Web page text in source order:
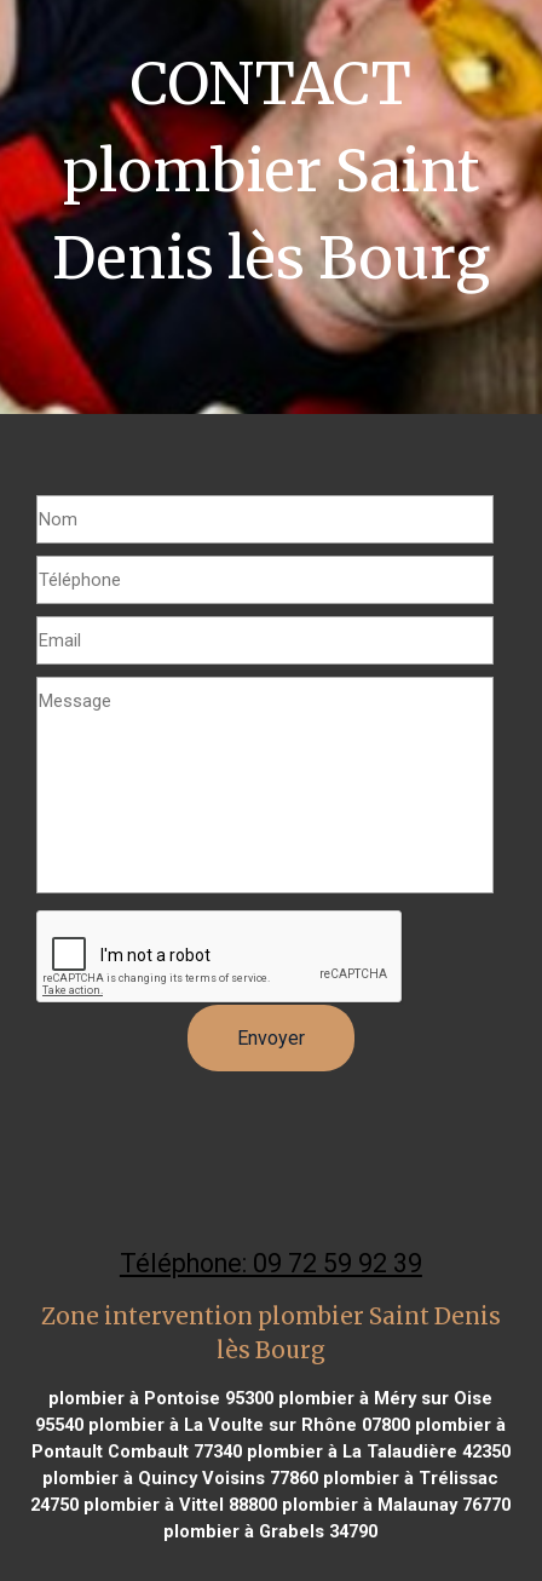
CONTACT
plombier Saint
Denis lès Bourg
Téléphone: 09 72 59 92 39
Zone intervention plombier Saint Denis
lès Bourg
plombier à Pontoise 95300 plombier à Méry sur Oise
95540 plombier à La Voulte sur Rhône 07800 plombier à
Pontault Combault 77340plombier à La Talaudière 42350
plombier à Quincy Voisins 77860 plombier à Trélissac
24750 plombier à Vittel 88800 plombier à Malaunay 76770
plombier à Grabels 34790